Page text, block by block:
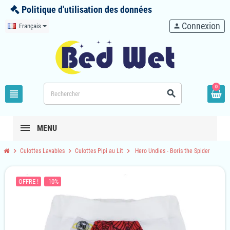
Politique d'utilisation des données
Français
view_headline search
person Connexion
0
MENU
chevron_right Culottes Lavables chevron_right Culottes Pipi au Lit chevron_right Hero Undies - Boris the Spider
OFFRE ! -10%